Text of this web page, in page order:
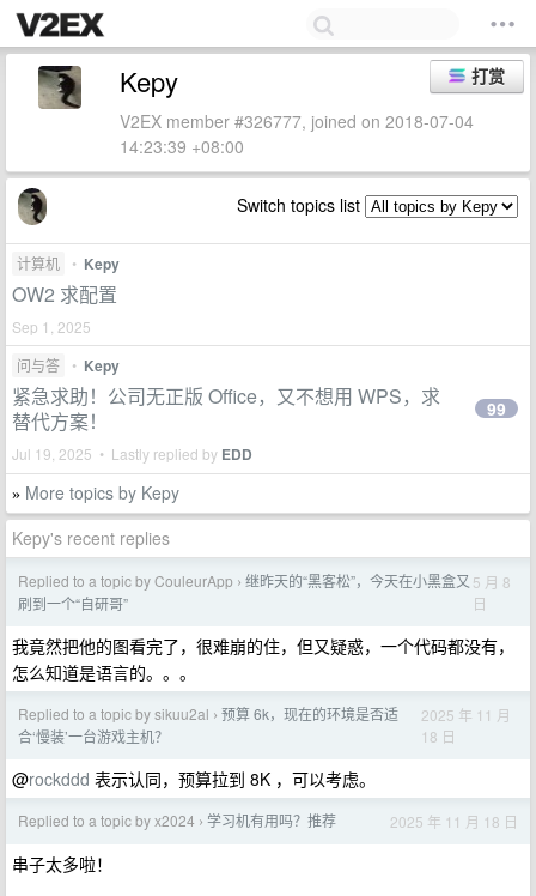
打赏
Kepy
V2EX member #326777, joined on 2018-07-04
14:23:39 +08:00
Switch topics list
计算机 • Kepy
OW2 求配置
Sep 1, 2025
问与答
• Kepy
紧急求助！公司无正版 Office，又不想用 WPS，求
替代方案！
Jul 19, 2025 • Lastly replied by EDD
99
» More topics by Kepy
Kepy's recent replies
Replied to a topic by CouleurApp › 继昨天的“黑客松”，今天在小黑盒又
刷到一个“自研哥”
5 月 8
日
我竟然把他的图看完了，很难崩的住，但又疑惑，一个代码都没有，
怎么知道是语言的。。。
Replied to a topic by sikuu2al › 预算 6k，现在的环境是否适
合‘慢装’一台游戏主机？
2025 年 11 月
18 日
@rockddd 表示认同，预算拉到 8K ，可以考虑。
Replied to a topic by x2024 › 学习机有用吗？推荐 2025 年 11 月 18 日
串子太多啦！